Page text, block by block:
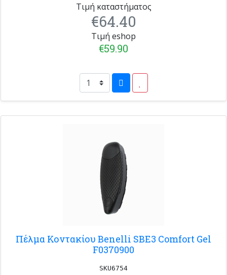
Τιμή καταστήματος
€64.40
Τιμή eshop
€59.90
Πέλμα Κοντακίου Benelli SBE3 Comfort Gel
F0370900
SKU6754